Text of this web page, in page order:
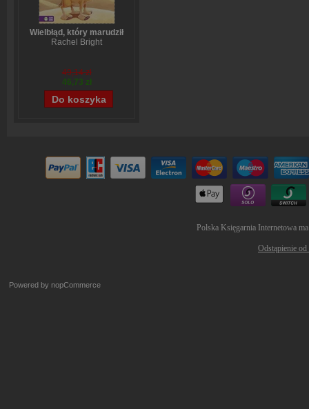
Wielbłąd, który marudził
Rachel Bright
49,14 zł
46,73 zł
Polska Księgarnia Internetowa
Odstąpienie
Powered by nopCommerce